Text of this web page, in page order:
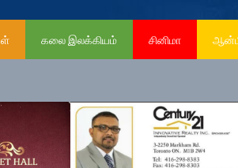
கலை இலக்கியம் சினிமா